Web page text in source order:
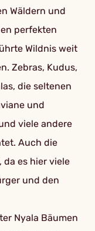
Wäldern und
perfekten
Wildnis weit
Zebras, Kudus,
die seltenen
und
viele andere
Auch die
es hier viele
und den
Nyala Bäumen